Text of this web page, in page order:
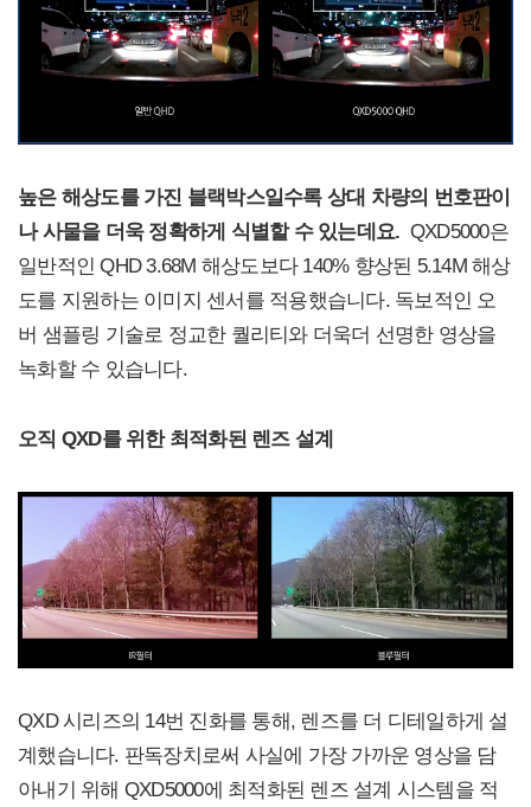
높은 해상도를 가진 블랙박스일수록 상대 차량의 번호판이
나 사물을 더욱 정확하게 식별할 수 있는데요. QXD5000은
일반적인 QHD 3.68M 해상도보다 140% 향상된 5.14M 해상
도를 지원하는 이미지 센서를 적용했습니다. 독보적인 오
버 샘플링 기술로 정교한 퀄리티와 더욱더 선명한 영상을
녹화할 수 있습니다.
오직 QXD를 위한 최적화된 렌즈 설계
QXD 시리즈의 14번 진화를 통해, 렌즈를 더 디테일하게 설
계했습니다. 판독장치로써 사실에 가장 가까운 영상을 담
아내기 위해 QXD5000에 최적화된 렌즈 설계 시스템을 적